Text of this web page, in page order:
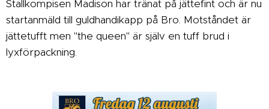
Stallkompisen Madison har tränat på jättefint och är nu
startanmäld till guldhandikapp på Bro. Motståndet är
jättetufft men "the queen" är själv en tuff brud i
lyxförpackning.